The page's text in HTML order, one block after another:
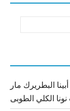
البطريرك مار
الكلي الطوبى